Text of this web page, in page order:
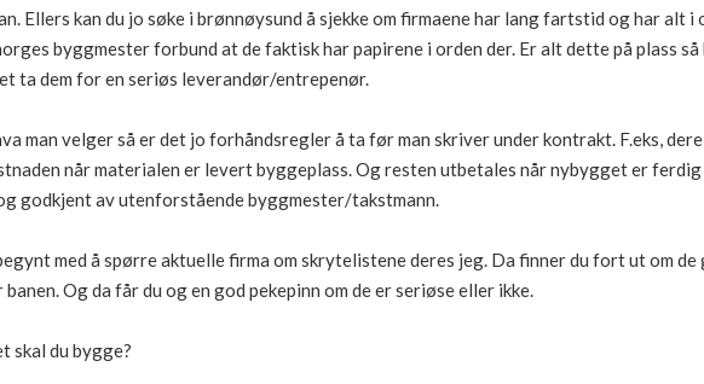
Ellers kan du jo søke i brønnøysund å sjekke om firmaene har lang fartstid og har alt i
byggmester forbund at de faktisk har papirene i orden der. Er alt dette på plass så
ta dem for en seriøs leverandør/entrepenør.
man velger så er det jo forhåndsregler å ta før man skriver under kontrakt. F.eks,
når materialen er levert byggeplass. Og resten utbetales når nybygget er
godkjent av utenforstående byggmester/takstmann.
med å spørre aktuelle firma om skrytelistene deres jeg. Da finner du fort ut om
banen. Og da får du og en god pekepinn om de er seriøse eller ikke.
skal du bygge?